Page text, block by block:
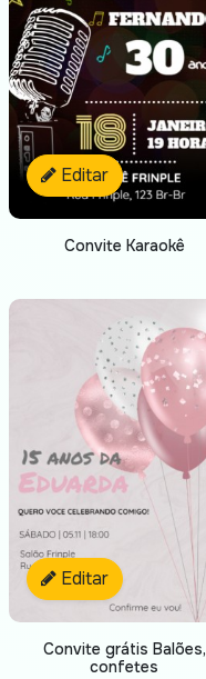
Editar
Convite Karaokê
Editar
Convite grátis Balões,
confetes